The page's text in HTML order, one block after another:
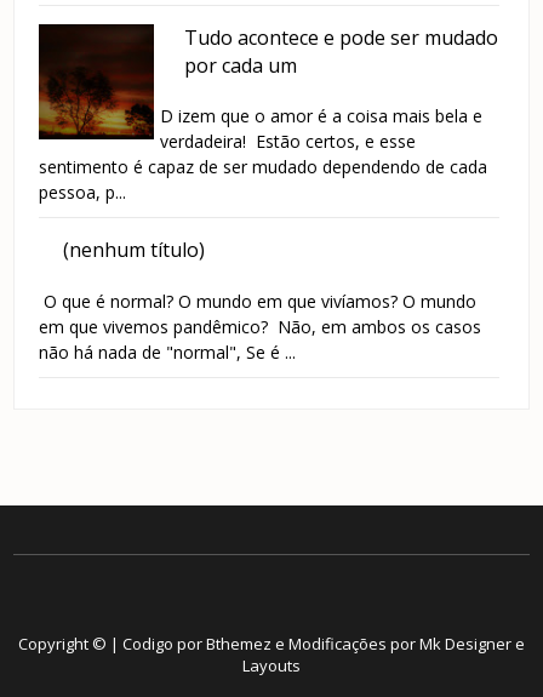
Tudo acontece e pode ser mudado
por cada um
D izem que o amor é a coisa mais bela e
verdadeira! Estão certos, e esse
sentimento é capaz de ser mudado dependendo de cada
pessoa, p...
(nenhum título)
O que é normal? O mundo em que vivíamos? O mundo
em que vivemos pandêmico? Não, em ambos os casos
não há nada de "normal", Se é ...
Copyright © | Codigo por Bthemez e Modificações porMk Designer e
Layouts